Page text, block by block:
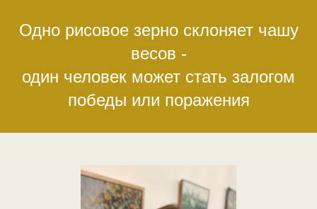
Одно рисовое зерно склоняет чашу
весов -
один человек может стать залогом
победы или поражения